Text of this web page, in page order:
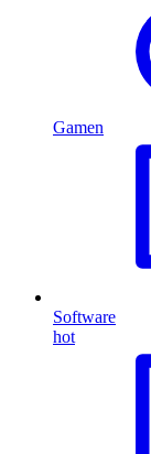
Gamen
Software
hot